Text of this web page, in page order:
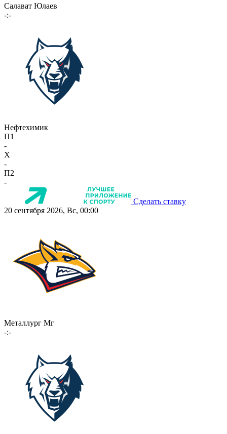
Салават Юлаев
-:-
Нефтехимик
П1
-
X
-
П2
-
Сделать ставку
20 сентября 2026, Вс, 00:00
Металлург Мг
-:-